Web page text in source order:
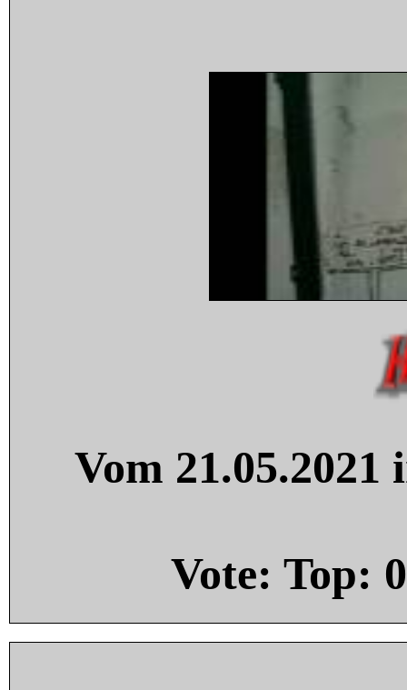
Vom
Vote: Top: 0